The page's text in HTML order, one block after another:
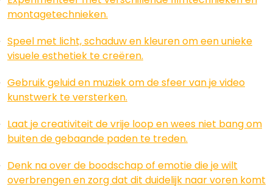
montagetechnieken.
Speel met licht, schaduw en kleuren om een unieke
visuele esthetiek te creëren.
Gebruik geluid en muziek om de sfeer van je video
kunstwerk te versterken.
Laat je creativiteit de vrije loop en wees niet bang om
buiten de gebaande paden te treden.
Denk na over de boodschap of emotie die je wilt
overbrengen en zorg dat dit duidelijk naar voren komt